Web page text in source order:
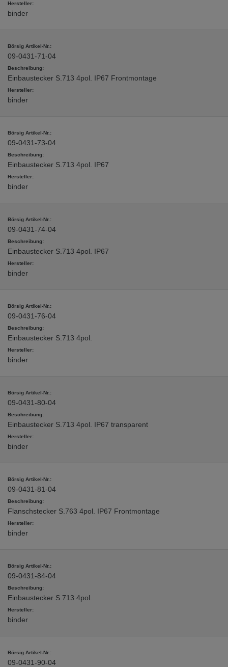
binder
09-0431-71-04
Einbaustecker S.713 4pol. IP67 Frontmontage
binder
09-0431-73-04
Einbaustecker S.713 4pol. IP67
binder
09-0431-74-04
Einbaustecker S.713 4pol. IP67
binder
09-0431-76-04
Einbaustecker S.713 4pol.
binder
09-0431-80-04
Einbaustecker S.713 4pol. IP67 transparent
binder
09-0431-81-04
Flanschstecker S.763 4pol. IP67 Frontmontage
binder
09-0431-84-04
Einbaustecker S.713 4pol.
binder
09-0431-90-04